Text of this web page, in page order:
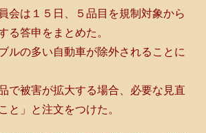
会は１５日、５品目を規制対象から
る答申をまとめた。
ルの多い自動車が除外されることに
で被害が拡大する場合、必要な見直
と」と注文をつけた。